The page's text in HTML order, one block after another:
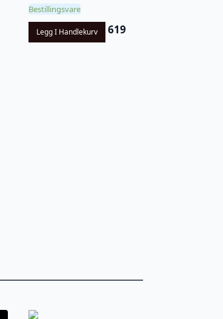
Bestillingsvare
Legg I Handlekurv 619